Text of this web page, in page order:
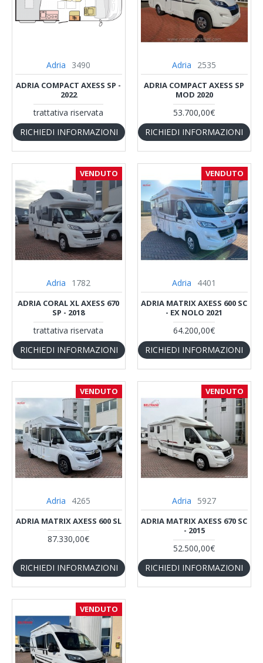
Adria 3490
ADRIA COMPACT AXESS SP -
2022
trattativa riservata
RICHIEDI INFORMAZIONI
Adria 2535
ADRIA COMPACT AXESS SP
MOD 2020
53.700,00€
RICHIEDI INFORMAZIONI
VENDUTO
Adria 1782
ADRIA CORAL XL AXESS 670
SP - 2018
trattativa riservata
RICHIEDI INFORMAZIONI
VENDUTO
Adria 4401
ADRIA MATRIX AXESS 600 SC
- EX NOLO 2021
64.200,00€
RICHIEDI INFORMAZIONI
VENDUTO
Adria 4265
ADRIA MATRIX AXESS 600 SL
87.330,00€
RICHIEDI INFORMAZIONI
VENDUTO
Adria 5927
ADRIA MATRIX AXESS 670 SC
- 2015
52.500,00€
RICHIEDI INFORMAZIONI
VENDUTO